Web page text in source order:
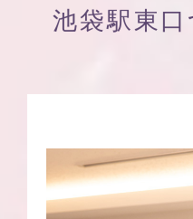
池袋駅東